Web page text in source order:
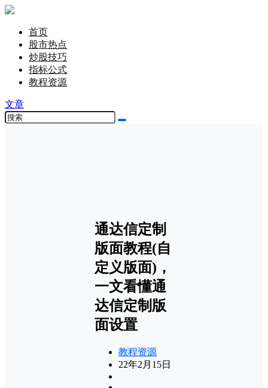
首页
股市热点
炒股技巧
指标公式
教程资源
文章
通达信定制
版面教程(自
定义版面)，
一文看懂通
达信定制版
面设置
教程资源
22年2月15日